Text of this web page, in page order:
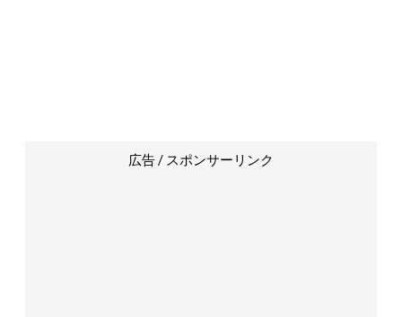
広告 / スポンサーリンク